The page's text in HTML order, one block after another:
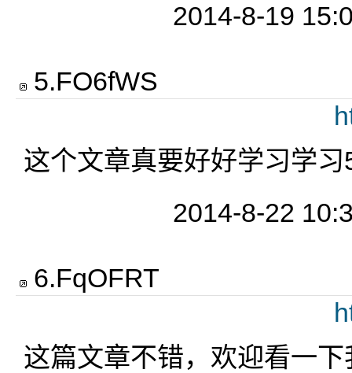
2014-8-19
5.FO6fWS
这个文章真要好好学习学习
2014-8-22
6.FqOFRT
这篇文章不错，欢迎看一